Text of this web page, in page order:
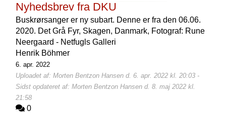
Nyhedsbrev fra DKU
Buskrørsanger er ny subart. Denne er fra den 06.06.
2020. Det Grå Fyr, Skagen, Danmark, Fotograf: Rune
Neergaard - Netfugls Galleri
Henrik Böhmer
6. apr. 2022
Uploadet af: Morten Bentzon Hansen d. 6. apr. 2022 kl. 20:03 -
Sidst opdateret af: Morten Bentzon Hansen d. 8. maj 2022 kl.
21:58
0